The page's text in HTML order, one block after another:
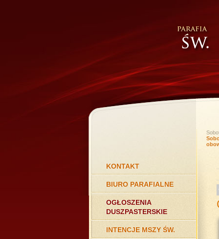
KONTAKT
BIURO PARAFIALNE
OGŁOSZENIA
DUSZPASTERSKIE
INTENCJE MSZY ŚW.